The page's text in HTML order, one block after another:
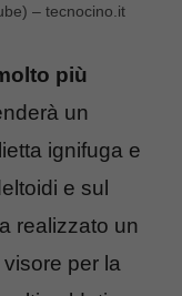
– tecnocino.it
più
un
ignifuga e
e sul
realizzato un
per la